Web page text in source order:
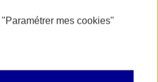
"Paramétrer mes cookies"